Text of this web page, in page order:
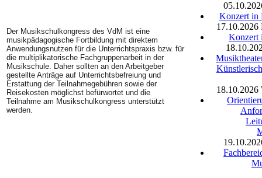
Der Musikschulkongress des VdM ist eine
musikpädagogische Fortbildung mit direktem
Anwendungsnutzen für die Unterrichtspraxis bzw. für
die multiplikatorische Fachgruppenarbeit in der
Musikschule. Daher sollten an den Arbeitgeber
gestellte Anträge auf Unterrichtsbefreiung und
Erstattung der Teilnahmegebühren sowie der
Reisekosten möglichst befürwortet und die
Teilnahme am Musikschulkongress unterstützt
werden.
Konzert in
17.10.2026
Konzert
18.10.2026